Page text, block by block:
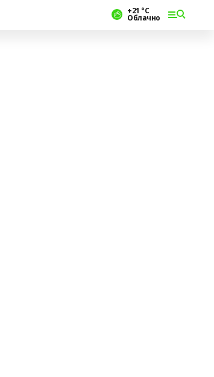
+21 °С
Облачно